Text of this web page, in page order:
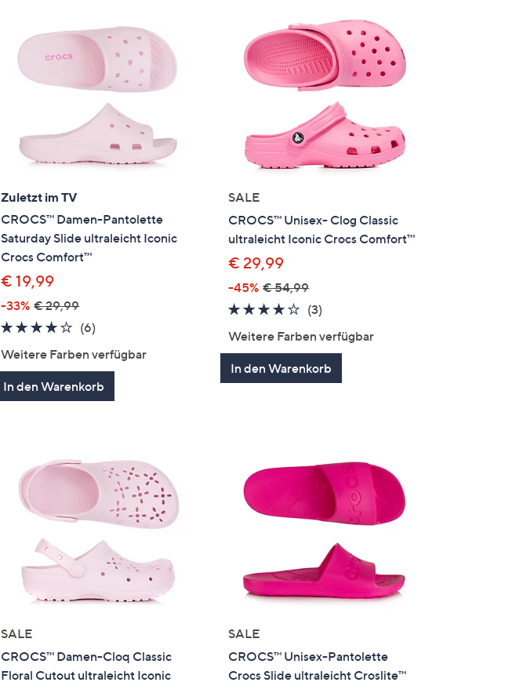
Zuletzt im TV
CROCS™ Damen-Pantolette
Saturday Slide ultraleicht Iconic
Crocs Comfort™
€ 19,99
-33% € 29,99
3.8
5
(6)
Weitere Farben verfügbar
In den Warenkorb
SALE
CROCS™ Unisex- Clog Classic
ultraleicht Iconic Crocs Comfort™
€ 29,99
-45% € 54,99
3.7
5
(3)
Weitere Farben verfügbar
In den Warenkorb
SALE
CROCS™ Damen-Cloq Classic
Floral Cutout ultraleicht Iconic
SALE
CROCS™ Unisex-Pantolette
Crocs Slide ultraleicht Croslite™